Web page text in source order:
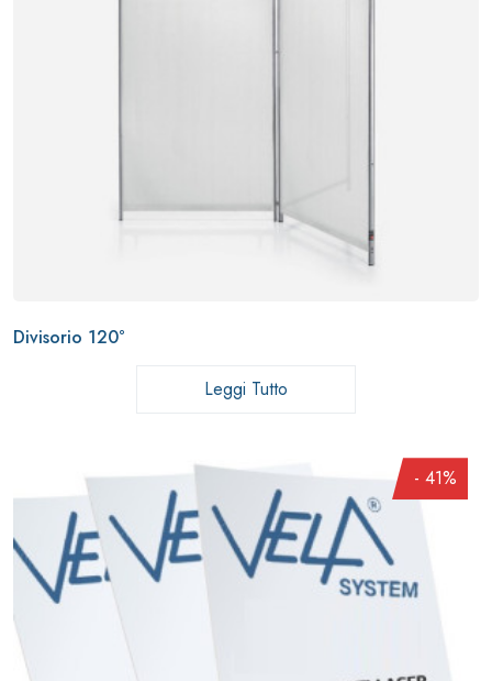
Divisorio 120°
Leggi Tutto
- 41%